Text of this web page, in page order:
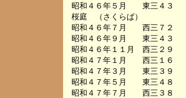
昭和４６年５月　　東三
桜庭　（さくらば）
昭和４６年７月　　西三
昭和４６年９月　　東三
昭和４６年１１月　西三
昭和４７年１月　　西三
昭和４７年３月　　東三
昭和４７年５月　　東三
昭和４７年７月　　西三